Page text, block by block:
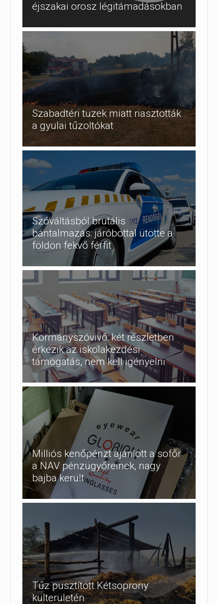
éjszakai orosz légitámadásokban
Szabadtéri tüzek miatt riasztották
a gyulai tűzoltókat
Szóváltásból brutális
bántalmazás: járóbottal ütötte a
földön fekvő férfit
Kormányszóvivő: két részletben
érkezik az iskolakezdési
támogatás, nem kell igényelni
Milliós kenőpénzt ajánlott a sofőr
a NAV pénzügyőreinek, nagy
bajba került
Tűz pusztított Kétsoprony
külterületén